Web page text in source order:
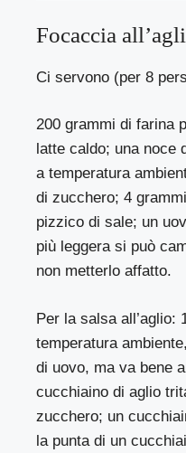
Focaccia
Ci servono (per 8
200 grammi di farina
latte caldo; una noce
a temperatura
di zucchero; 4
pizzico di sale; un
più leggera si può
non metterlo affatto.
Per la salsa all’aglio:
temperatura
di uovo, ma va bene
cucchiaino di aglio
zucchero; un
la punta di un